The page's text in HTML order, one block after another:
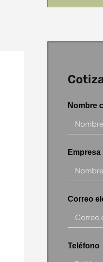
Nombre
Empresa
Correo
Teléfono